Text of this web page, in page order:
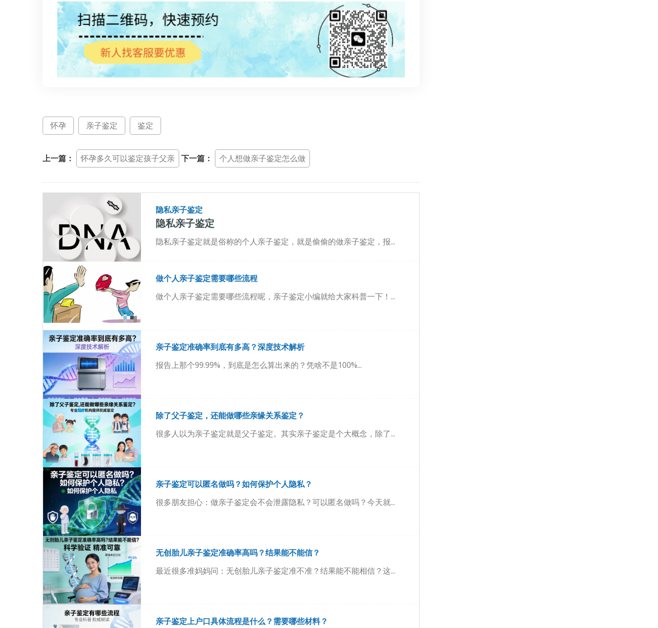
怀孕 亲子鉴定 鉴定
上一篇： 怀孕多久可以鉴定孩子父亲 下一篇： 个人想做亲子鉴定怎么做
隐私亲子鉴定
隐私亲子鉴定
隐私亲子鉴定就是俗称的个人亲子鉴定，就是偷偷的做亲子鉴定，报...
做个人亲子鉴定需要哪些流程
做个人亲子鉴定需要哪些流程呢，亲子鉴定小编就给大家科普一下！...
亲子鉴定准确率到底有多高？深度技术解析
报告上那个99.99%，到底是怎么算出来的？凭啥不是100%...
除了父子鉴定，还能做哪些亲缘关系鉴定？
很多人以为亲子鉴定就是父子鉴定。其实亲子鉴定是个大概念，除了...
亲子鉴定可以匿名做吗？如何保护个人隐私？
很多朋友担心：做亲子鉴定会不会泄露隐私？可以匿名做吗？今天就...
无创胎儿亲子鉴定准确率高吗？结果能不能信？
最近很多准妈妈问：无创胎儿亲子鉴定准不准？结果能不能相信？这...
亲子鉴定上户口具体流程是什么？需要哪些材料？